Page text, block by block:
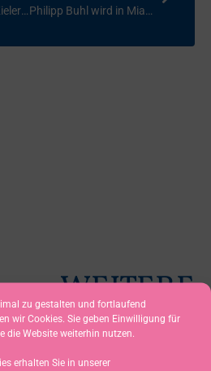
zu gestalten und fortlaufend
wir Cookies. Sie geben Einwilligung für
die Website weiterhin nutzen.
erhalten Sie in unserer
Philipp Buhl bei der Kieler Woche Philipp Buhl wird in Miami 2ter.
WEITERE